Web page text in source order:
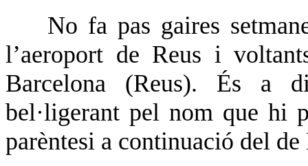
No fa pas gaires
l’aeroport de Reus i
Barcelona (Reus). És a
bel·ligerant pel nom que hi
parèntesi a continuació del